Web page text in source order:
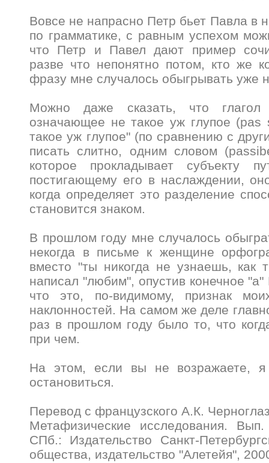
Вовсе не напрасно Петр бьет Павла в
по грамматике, с равным успехом
что Петр и Павел дают пример
разве что непонятно потом, кто же
фразу мне случалось обыгрывать уже
Можно даже сказать, что глагол
означающее не такое уж глупое
такое уж глупое" (по сравнению с
писать слитно, одним словом
которое прокладывает субъекту
постигающему его в наслаждении,
когда определяет это разделение
становится знаком.
В прошлом году мне случалось
некогда в письме к женщине
вместо "ты никогда не узнаешь,
написал "любим", опустив конечное
что это, по-видимому, признак
наклонностей. На самом же деле
раз в прошлом году было то, что
при чем.
На этом, если вы не возражаете, я
остановиться.
Перевод с французского А.К.
Метафизические исследования.
СПб.: Издательство Санкт-
общества, издательство "Алетейя",